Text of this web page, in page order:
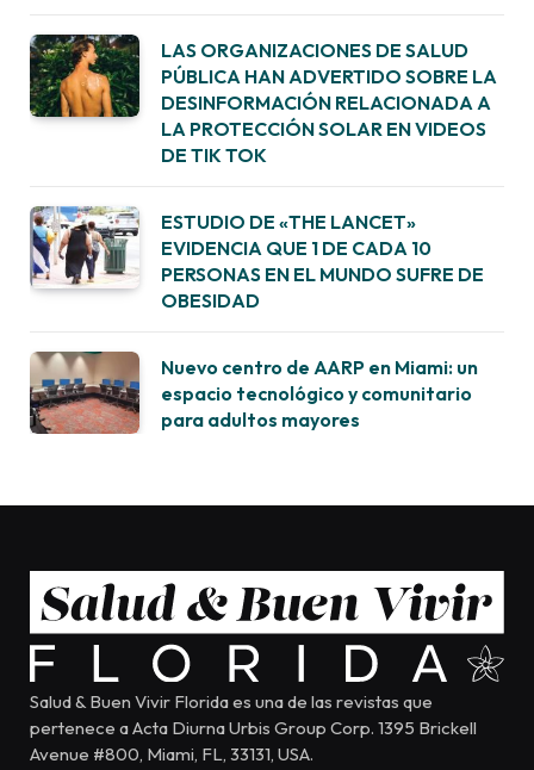
LAS ORGANIZACIONES DE SALUD
PÚBLICA HAN ADVERTIDO SOBRE LA
DESINFORMACIÓN RELACIONADA A
LA PROTECCIÓN SOLAR EN VIDEOS
DE TIK TOK
ESTUDIO DE «THE LANCET»
EVIDENCIA QUE 1 DE CADA 10
PERSONAS EN EL MUNDO SUFRE DE
OBESIDAD
Nuevo centro de AARP en Miami: un
espacio tecnológico y comunitario
para adultos mayores
Salud & Buen Vivir Florida es una de las revistas que
pertenece a Acta Diurna Urbis Group Corp. 1395 Brickell
Avenue #800, Miami, FL, 33131, USA.